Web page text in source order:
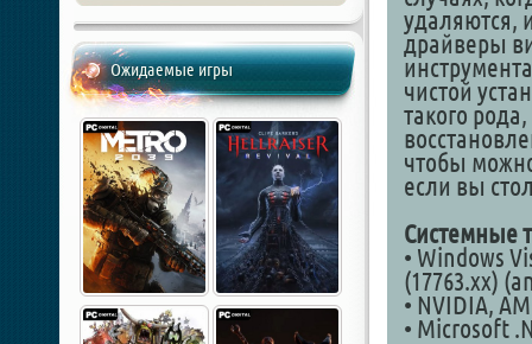
Ожидаемые игры
удаляются,
драйверы
чистой
такого
чтобы
если вы
Системные
• Windows
(17763.xx)
• NVIDIA,
• Microsoft